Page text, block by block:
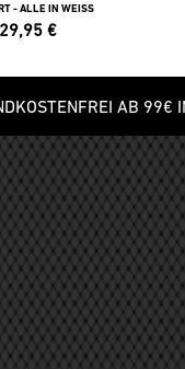
- ALLE IN WEISS
29,95 €
AB 99€